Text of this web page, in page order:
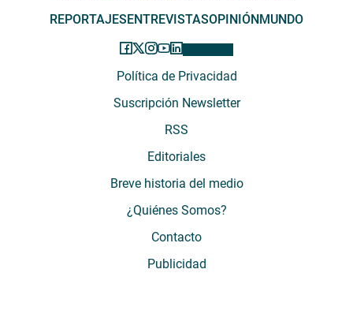
REPORTAJESENTREVISTASOPINIÓNMUNDO
Política de Privacidad
Suscripción Newsletter
RSS
Editoriales
Breve historia del medio
¿Quiénes Somos?
Contacto
Publicidad